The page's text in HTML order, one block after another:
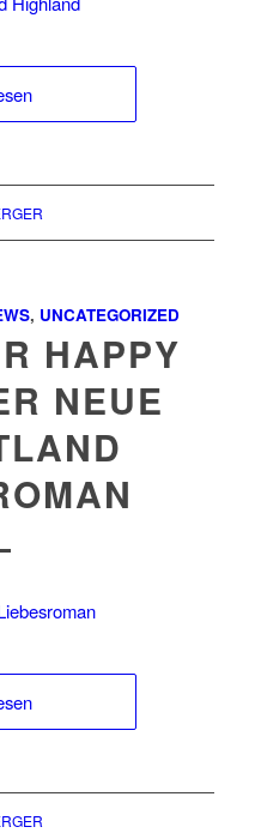
, UNCATEGORIZED
HAPPY
NEUE